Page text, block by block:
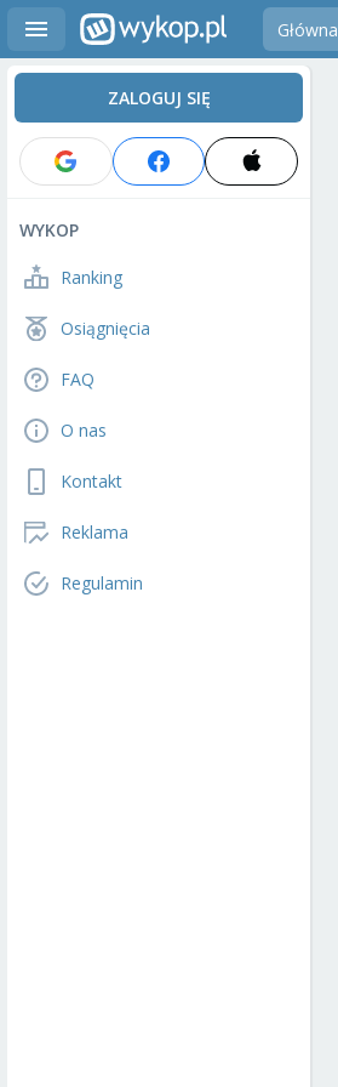
Główna
ZALOGUJ SIĘ
WYKOP
Ranking
Osiągnięcia
FAQ
O nas
Kontakt
Reklama
Regulamin